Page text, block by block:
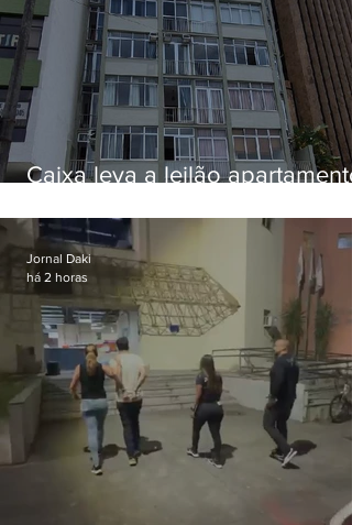
Caixa leva a leilão apartamento
Botafogo
Jornal Daki
há 2 horas